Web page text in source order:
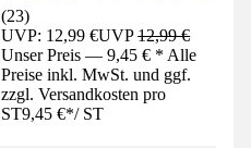
(23)
UVP: 12,99 €UVP12,99 €
Unser Preis — 9,45 € * Alle
Preise inkl. MwSt. und ggf.
zzgl. Versandkosten pro
ST9,45 €*/ ST